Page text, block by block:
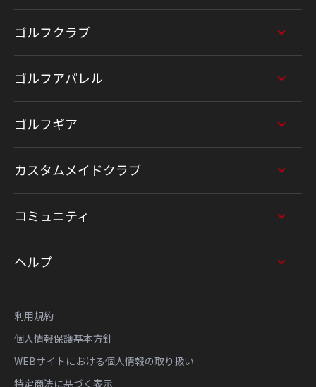
ゴルフクラブ
ゴルフアパレル
ゴルフギア
カスタムメイドクラブ
コミュニティ
ヘルプ
利用規約
個人情報保護基本方針
WEBサイトにおける個人情報の取り扱い
特定商法に基づく表示